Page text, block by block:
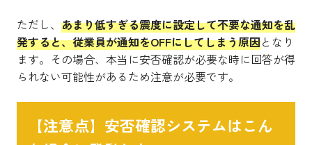
ただし、 あまり低すぎる震度に設定して不要な通知を乱
発すると、従業員が通知をOFFにしてしまう原因となり
ます。その場合、本当に安否確認が必要な時に回答が得
られない可能性があるため注意が必要です。
【注意点】安否確認システムはこん